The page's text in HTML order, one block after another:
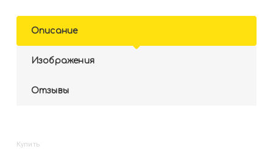
Описание
Изображения
Отзывы
Купить